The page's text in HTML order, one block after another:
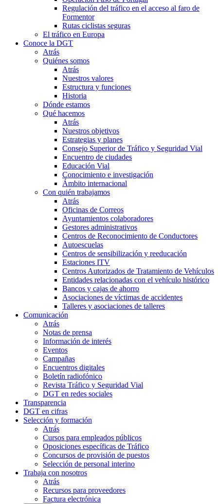
Regulación del tráfico en el acceso al faro de
Formentor
Rutas ciclistas seguras
El tráfico en Europa
Conoce la DGT
Atrás
Quiénes somos
Atrás
Nuestros valores
Estructura y funciones
Historia
Dónde estamos
Qué hacemos
Atrás
Nuestros objetivos
Estrategias y planes
Consejo Superior de Tráfico y Seguridad Vial
Encuentro de ciudades
Educación Vial
Conocimiento e investigación
Ámbito internacional
Con quién trabajamos
Atrás
Oficinas de Correos
Ayuntamientos colaboradores
Gestores administrativos
Centros de Reconocimiento de Conductores
Autoescuelas
Centros de sensibilización y reeducación
Estaciones ITV
Centros Autorizados de Tratamiento de Vehículos
Entidades relacionadas con el vehículo histórico
Bancos y cajas de ahorro
Asociaciones de víctimas de accidentes
Talleres y asociaciones de talleres
Comunicación
Atrás
Notas de prensa
Información de interés
Eventos
Campañas
Encuentros digitales
Boletín radiofónico
Revista Tráfico y Seguridad Vial
DGT en redes sociales
Transparencia
DGT en cifras
Selección y formación
Atrás
Cursos para empleados públicos
Oposiciones específicas de Tráfico
Concursos de provisión de puestos
Selección de personal interino
Trabaja con nosotros
Atrás
Recursos para proveedores
Factura electrónica